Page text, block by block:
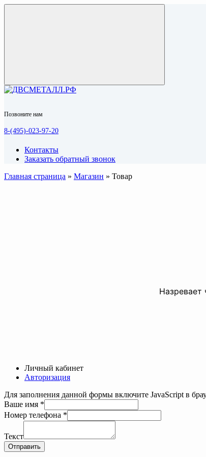
Позвоните нам
8-(495)-023-97-20
Контакты
Заказать обратный звонок
Главная страница » Магазин » Товар
Назревает
Личный кабинет
Авторизация
Для заполнения данной формы включите JavaScript в
Ваше имя *
Номер телефона *
имя
телефона
Текст
Отправить